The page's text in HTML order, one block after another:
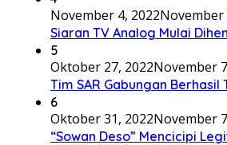
November 4, 2022November
Siaran TV Analog Mulai
5
Oktober 27, 2022November
Tim SAR Gabungan
6
Oktober 31, 2022November
“Sowan Deso” Mencicipi